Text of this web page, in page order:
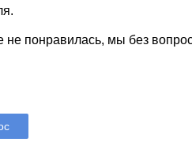
не понравилась, мы без